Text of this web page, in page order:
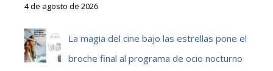
4 de agosto de 2026
La magia del cine bajo las estrellas pone el
broche final al programa de ocio nocturno